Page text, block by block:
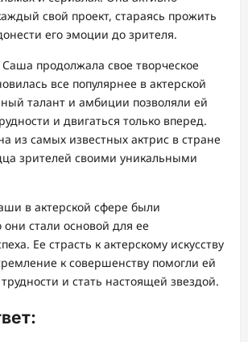
свой проект, стараясь прожить
его эмоции до зрителя.
продолжала свое творческое
все популярнее в актерской
талант и амбиции позволяли ей
и двигаться только вперед.
из самых известных актрис в стране
зрителей своими уникальными
в актерской сфере были
стали основой для ее
Ее страсть к актерскому искусству
к совершенству помогли ей
и стать настоящей звездой.